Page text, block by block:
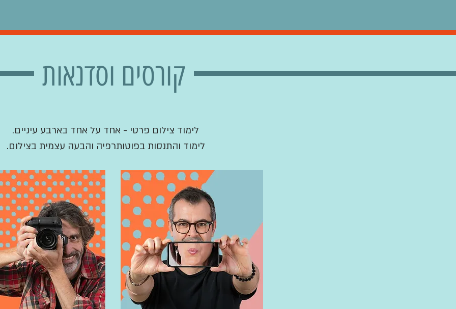
קורסים וסדנאות
לימוד צילום פרטי - אחד על אחד בארבע עיניים.
לימוד והתנסות בפוטותרפיה והבעה עצמית בצילום.